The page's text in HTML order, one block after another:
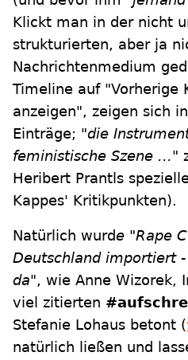
Klickt man in der nicht
strukturierten, aber ja
Nachrichtenmedium
Timeline auf "Vorherige
anzeigen", zeigen sich
Einträge; "die
feministische Szene ..."
Heribert Prantls
Kappes' Kritikpunkten).
Natürlich wurde "Rape
Deutschland importiert
da", wie Anne Wizorek,
viel zitierten
Stefanie Lohaus betont (
natürlich ließen und